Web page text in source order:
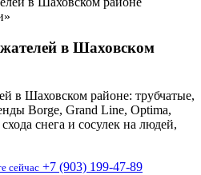
в Шаховском
в Шаховском районе: трубчатые,
Borge, Grand Line, Optima,
снега и сосулек на людей,
сейчас +7 (903) 199-47-89